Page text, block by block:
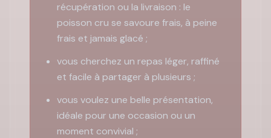
récupération ou la livraison : le
poisson cru se savoure frais, à peine
frais et jamais glacé ;
vous cherchez un repas léger, raffiné
et facile à partager à plusieurs ;
vous voulez une belle présentation,
idéale pour une occasion ou un
moment convivial ;